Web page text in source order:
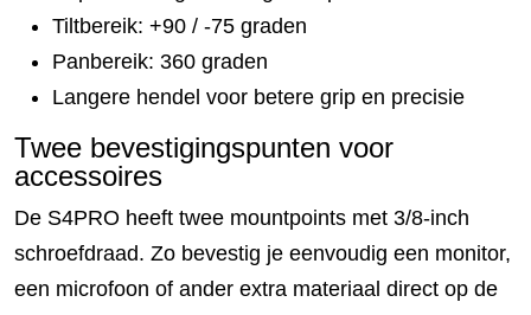
Tiltbereik: +90 / -75 graden
Panbereik: 360 graden
Langere hendel voor betere grip en precisie
Twee bevestigingspunten voor
accessoires
De S4PRO heeft twee mountpoints met 3/8-inch
schroefdraad. Zo bevestig je eenvoudig een monitor,
een microfoon of ander extra materiaal direct op de